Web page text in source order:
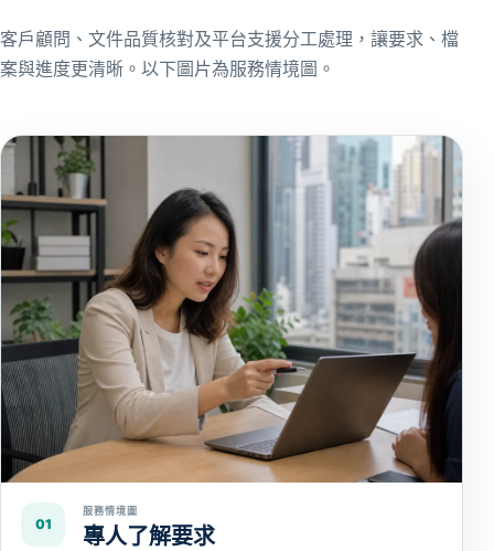
客戶顧問、文件品質核對及平台支援分工處理，讓要求、檔
案與進度更清晰。以下圖片為服務情境圖。
01
服務情境圖
專人了解要求